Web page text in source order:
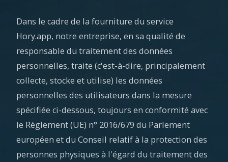
Dans le cadre de la fourniture du service
Hory.app, notre entreprise, en sa qualité de
responsable du traitement des données
personnelles, traite (c'est-à-dire, principalement
collecte, stocke et utilise) les données
personnelles des utilisateurs dans la mesure
spécifiée ci-dessous, toujours en conformité avec
le Règlement (UE) n° 2016/679 du Parlement
européen et du Conseil relatif à la protection des
personnes physiques à l'égard du traitement des